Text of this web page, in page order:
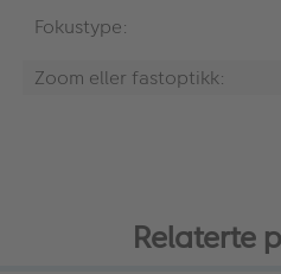
Fokustype:
Zoom eller fastoptikk:
Relaterte